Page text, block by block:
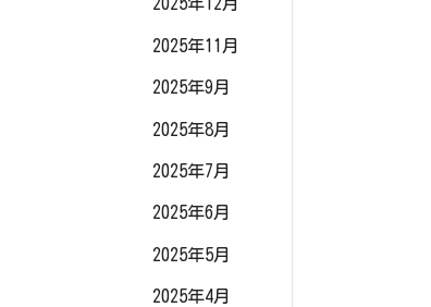
2025年12月
2025年11月
2025年9月
2025年8月
2025年7月
2025年6月
2025年5月
2025年4月